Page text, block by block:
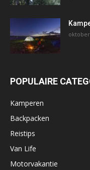
oktober
POPULAIRE
Kamperen
Backpacken
Reistips
Van Life
Motorvakantie